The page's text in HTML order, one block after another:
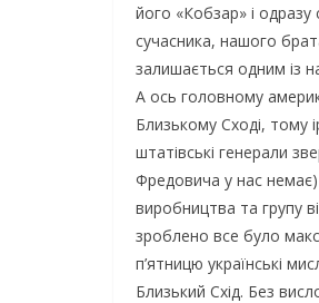
його «Кобзар» і
сучасника, нашого
залишається одним із
А ось головному
Близькому Сході, тому
штатівські генерали
Фредовича у нас
виробництва та групу
зроблено все було
п’ятницю українські
Близький Схід. Без